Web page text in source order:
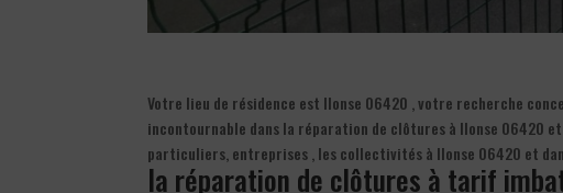
Votre lieu de résidence est Ilonse 06420 , votre recherche
incontournable dans la réparation de clôtures à Ilonse 06420
particuliers, entreprises , les collectivités à Ilonse 06420 et
la réparation de clôtures à tarif